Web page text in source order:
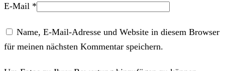
E-Mail *
Name, E-Mail-Adresse und Website in diesem Browser
für meinen nächsten Kommentar speichern.